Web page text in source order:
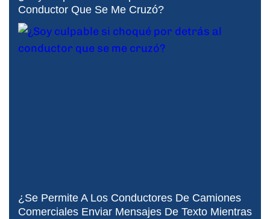
Conductor Que Se Me Cruzó?
¿Se Permite A Los Conductores De Camiones
Comerciales Enviar Mensajes De Texto Mientras